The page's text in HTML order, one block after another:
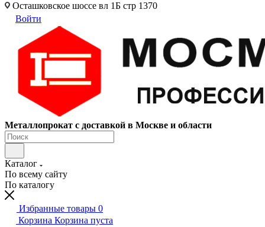
Осташковское шоссе вл 1Б стр 1370
Войти
Металлопрокат с доставкой в Москве и области
Каталог
По всему сайту
По каталогу
Избранные товары 0
Корзина Корзина пуста